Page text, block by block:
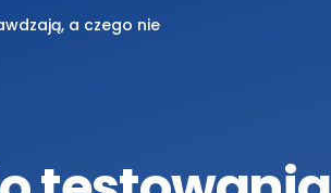
a czego nie